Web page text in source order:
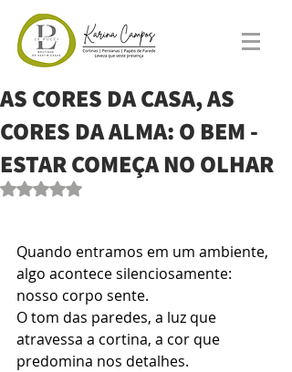
AS CORES DA CASA, AS
CORES DA ALMA: O BEM -
ESTAR COMEÇA NO OLHAR
Avaliado com NaN de 5 estrelas.
Quando entramos em um ambiente,
algo acontece silenciosamente:
nosso corpo sente.
O tom das paredes, a luz que
atravessa a cortina, a cor que
predomina nos detalhes.